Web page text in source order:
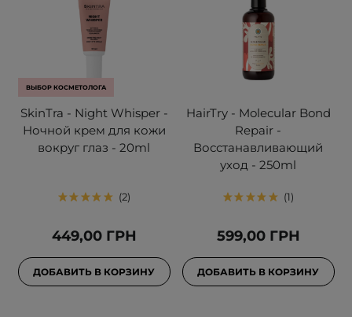
ВЫБОР КОСМЕТОЛОГА
SkinTra - Night Whisper -
Ночной крем для кожи
вокруг глаз - 20ml
2
449,00 ГРН
ДОБАВИТЬ В КОРЗИНУ
HairTry - Molecular Bond
Repair -
Восстанавливающий
уход - 250ml
1
599,00 ГРН
ДОБАВИТЬ В КОРЗИНУ